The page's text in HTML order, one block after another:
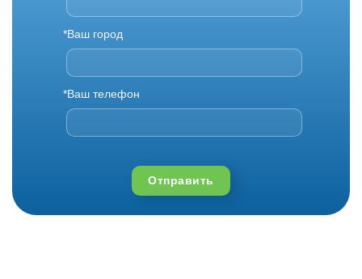
*Ваш город
*Ваш телефон
Отправить